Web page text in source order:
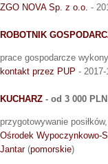
ZGO NOVA Sp. z o.o. -
ROBOTNIK
prace gospodarcze
kontakt przez PUP - 2017-
KUCHARZ - od 3 000 PLN
przygotowywanie
Ośrodek Wypoczynkowo-
Jantar(pomorskie)